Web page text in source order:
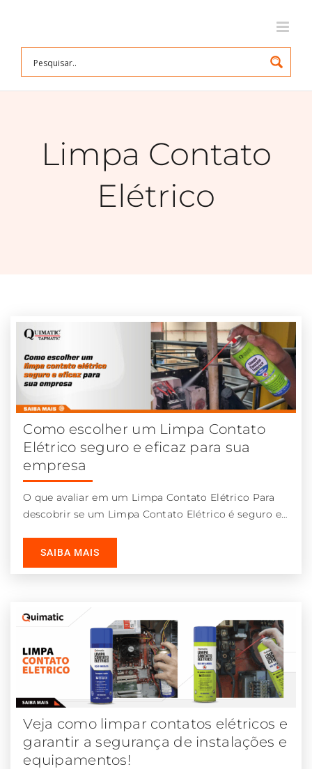
conteúdo
Limpa Contato
Elétrico
Como escolher um Limpa Contato
Elétrico seguro e eficaz para sua
empresa
O que avaliar em um Limpa Contato Elétrico Para
descobrir se um Limpa Contato Elétrico é seguro e
SAIBA MAIS
Veja como limpar contatos elétricos e
garantir a segurança de instalações e
equipamentos!